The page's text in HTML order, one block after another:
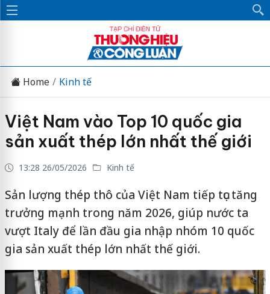
Home Kinh tế
Việt Nam vào Top 10 quốc gia
sản xuất thép lớn nhất thế giới
13:28 26/05/2026 Kinh tế
Sản lượng thép thô của Việt Nam tiếp tục tăng
trưởng mạnh trong năm 2026, giúp nước ta
vượt Italy để lần đầu gia nhập nhóm 10 quốc
gia sản xuất thép lớn nhất thế giới.